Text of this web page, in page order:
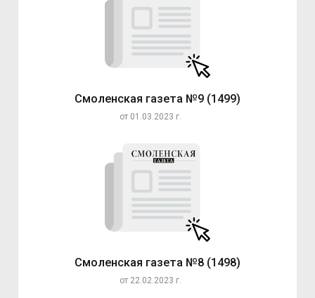
Смоленская газета №9 (1499)
от 01.03.2023 г.
Смоленская газета №8 (1498)
от 22.02.2023 г.